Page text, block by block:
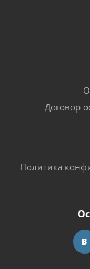
Договор
Политика